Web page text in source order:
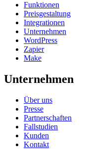
Funktionen
Preisgestaltung
Integrationen
Unternehmen
WordPress
Zapier
Make
Unternehmen
Über uns
Presse
Partnerschaften
Fallstudien
Kunden
Kontakt